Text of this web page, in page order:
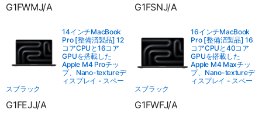
G1FWMJ/A G1FSNJ/A
14インチMacBook
Pro [整備済製品] 12
コアCPUと16コア
GPUを搭載した
Apple M4 Proチッ
プ、Nano-textureデ
ィスプレイ - スペー
スブラック
G1FEJJ/A
16インチMacBook
Pro [整備済製品] 16
コアCPUと40コア
GPUを搭載した
Apple M4 Maxチッ
プ、Nano-textureデ
ィスプレイ - スペー
スブラック
G1FWFJ/A